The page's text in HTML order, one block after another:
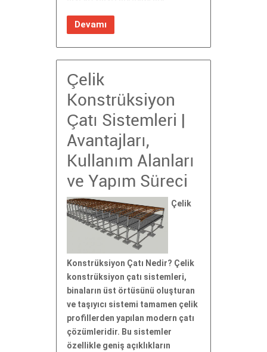
Devamı
Çelik
Konstrüksiyon
Çatı Sistemleri |
Avantajları,
Kullanım Alanları
ve Yapım Süreci
Çelik
Konstrüksiyon Çatı Nedir? Çelik
konstrüksiyon çatı sistemleri,
binaların üst örtüsünü oluşturan
ve taşıyıcı sistemi tamamen çelik
profillerden yapılan modern çatı
çözümleridir. Bu sistemler
özellikle geniş açıklıkların